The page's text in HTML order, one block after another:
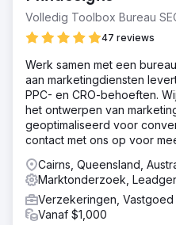
Volledig Toolbox Bureau
47 reviews
Werk samen met een
aan marketingdiensten
PPC- en CRO-behoeften.
het ontwerpen van
geoptimaliseerd voor
contact met ons op voor
Cairns, Queensland,
Marktonderzoek,
Verzekeringen, Vastgoed
Vanaf $1,000